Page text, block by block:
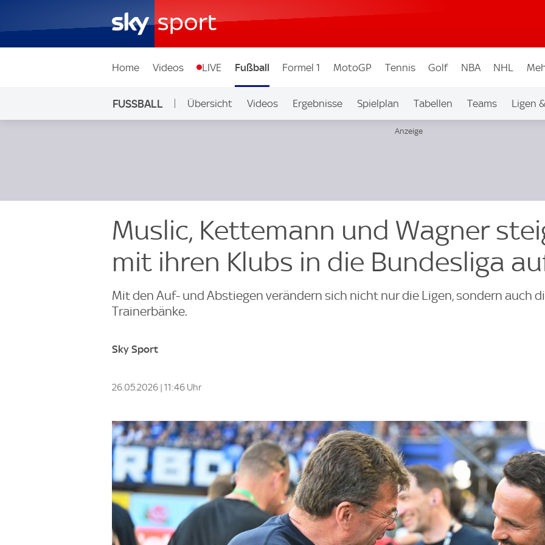
Home Videos LIVE Fußball Formel 1 MotoGP Tennis Golf NBA NHL
FUSSBALL Übersicht Videos Ergebnisse Spielplan Tabellen Teams Ligen
Muslic, Kettemann und Wagner
mit ihren Klubs in die Bundesliga
Mit den Auf- und Abstiegen verändern sich nicht nur die Ligen, sondern auch
Trainerbänke.
Sky Sport
26.05.2026 | 11:46 Uhr